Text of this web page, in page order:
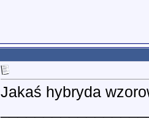
Jakaś hybryda